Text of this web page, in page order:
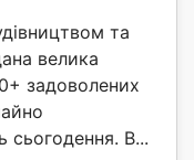
та
велика
задоволених
сьогодення. В...